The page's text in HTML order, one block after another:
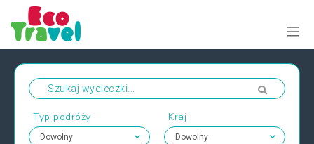
Typ podróży Kraj